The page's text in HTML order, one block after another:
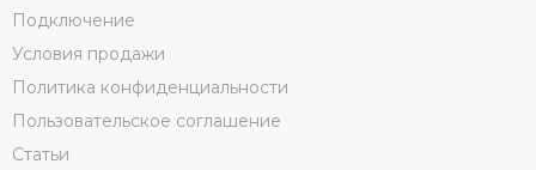
Подключение
Условия продажи
Политика конфиденциальности
Пользовательское соглашение
Статьи